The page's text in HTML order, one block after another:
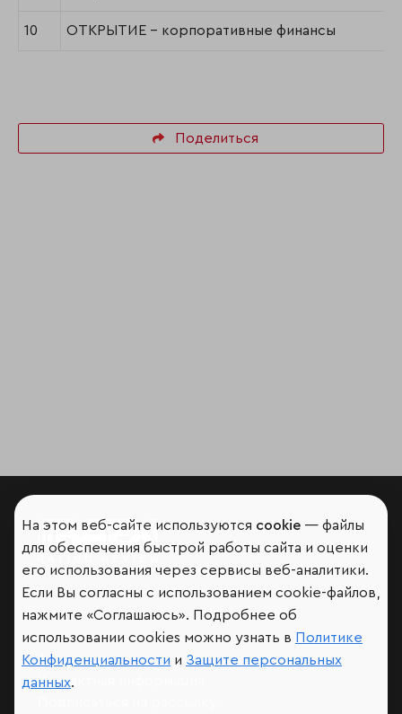
10 ОТКРЫТИЕ - корпоративные финансы
Поделиться
Мир сквозь призму рейтингов
Аналитика
Контактная информация
На этом веб-сайте используются cookie — файлы
для обеспечения быстрой работы сайта и оценки
его использования через сервисы веб-аналитики.
Если Вы согласны с использованием cookie-файлов,
нажмите «Соглашаюсь». Подробнее об
использовании cookies можно узнать в Политике
Конфиденциальности и Защите персональных
данных.